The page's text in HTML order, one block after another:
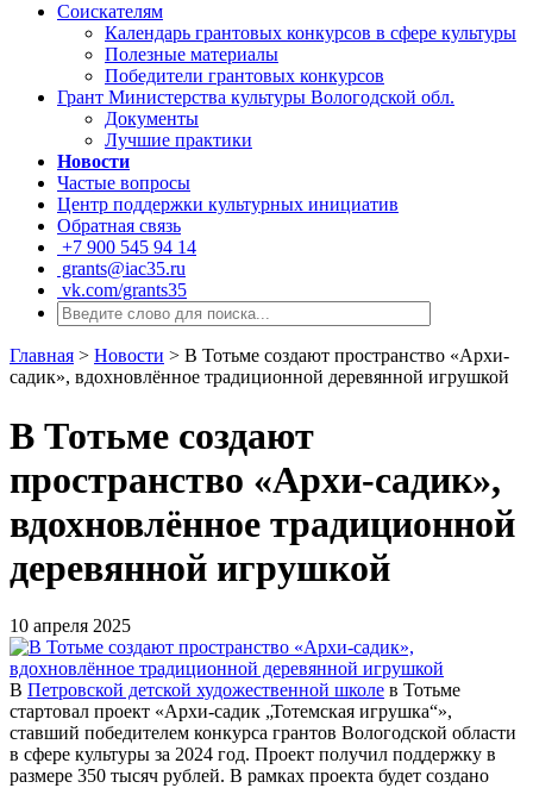
Соискателям
Календарь грантовых конкурсов в сфере культуры
Полезные материалы
Победители грантовых конкурсов
Грант Министерства культуры Вологодской обл.
Документы
Лучшие практики
Новости
Частые вопросы
Центр поддержки культурных инициатив
Обратная связь
+7 900 545 94 14
grants@iac35.ru
vk.com/grants35
Главная > Новости > В Тотьме создают пространство «Архи-
садик», вдохновлённое традиционной деревянной игрушкой
В Тотьме создают
пространство «Архи-садик»,
вдохновлённое традиционной
деревянной игрушкой
10 апреля 2025
В Петровской детской художественной школе в Тотьме
стартовал проект «Архи-садик „Тотемская игрушка“»,
ставший победителем конкурса грантов Вологодской области
в сфере культуры за 2024 год. Проект получил поддержку в
размере 350 тысяч рублей. В рамках проекта будет создано